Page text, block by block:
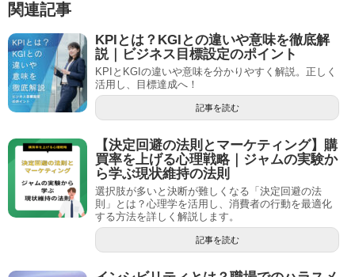
関連記事
KPIとは？KGIとの違いや意味を徹底解
説｜ビジネス目標設定のポイント
KPIとKGIの違いや意味を分かりやすく解説。正しく
活用し、目標達成へ！
記事を読む
【決定回避の法則とマーケティング】購
買率を上げる心理戦略｜ジャムの実験か
ら学ぶ現状維持の法則
選択肢が多いと決断が難しくなる「決定回避の法
則」とは？心理学を活用し、消費者の行動を最適化
する方法を詳しく解説します。
記事を読む